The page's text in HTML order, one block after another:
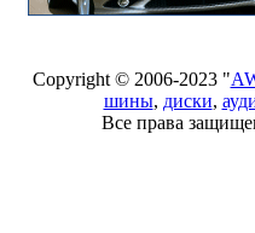
Copyright © 2006-2023 "
шины, диски,
Все права